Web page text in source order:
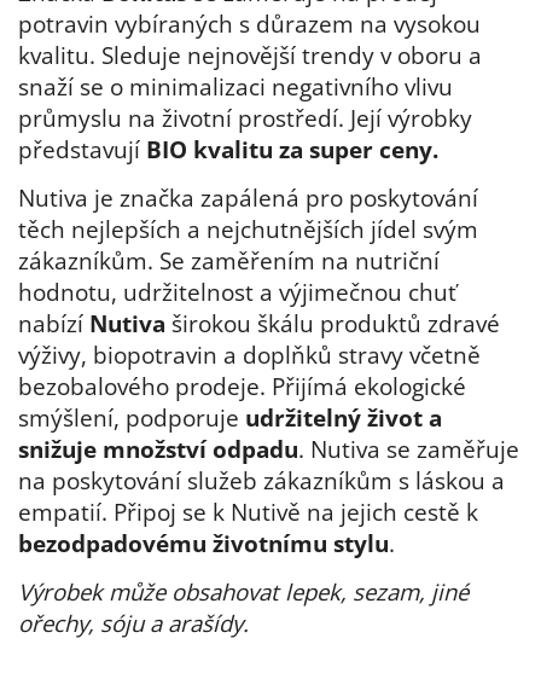
potravin vybíraných s důrazem na vysokou
kvalitu. Sleduje nejnovější trendy v oboru a
snaží se o minimalizaci negativního vlivu
průmyslu na životní prostředí. Její výrobky
představují BIO kvalitu za super ceny.
Nutiva je značka zapálená pro poskytování
těch nejlepších a nejchutnějších jídel svým
zákazníkům. Se zaměřením na nutriční
hodnotu, udržitelnost a výjimečnou chuť
nabízí Nutiva širokou škálu produktů zdravé
výživy, biopotravin a doplňků stravy včetně
bezobalového prodeje. Přijímá ekologické
smýšlení, podporuje udržitelný život a
snižuje množství odpadu. Nutiva se zaměřuje
na poskytování služeb zákazníkům s láskou a
empatií. Připoj se k Nutivě na jejich cestě k
bezodpadovému životnímu stylu.
Výrobek může obsahovat lepek, sezam, jiné
ořechy, sóju a arašídy.